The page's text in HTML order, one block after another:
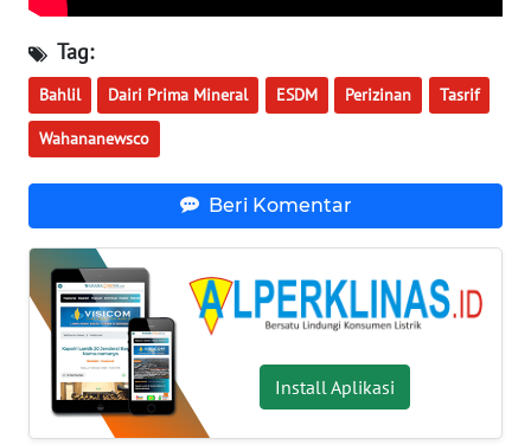
Tag:
Bahlil Dairi Prima Mineral ESDM Perizinan Tasrif
Wahananewsco
Beri Komentar
Install Aplikasi
WN
KALTARA
WN
KALSEL
WN
WN
SULSEL
WN
GORONTALO